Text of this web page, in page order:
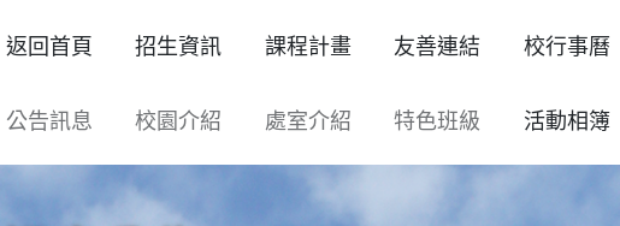
返回首頁 招生資訊 課程計畫 友善連結 校行事曆
公告訊息 校園介紹 處室介紹 特色班級 活動相簿